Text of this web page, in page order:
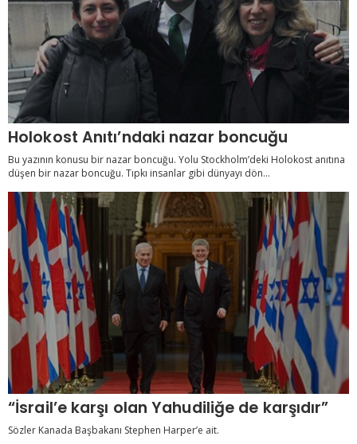
Holokost Anıtı’ndaki nazar boncuğu
Bu yazının konusu bir nazar boncuğu. Yolu Stockholm’deki Holokost anıtına
düşen bir nazar boncuğu. Tıpkı insanlar gibi dünyayı dön...
“İsrail’e karşı olan Yahudiliğe de karşıdır”
Sözler Kanada Başbakanı Stephen Harper’e ait.